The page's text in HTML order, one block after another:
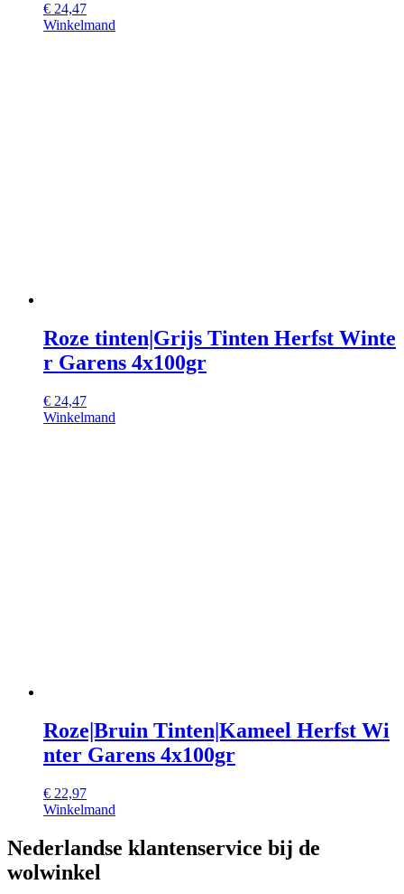
€ 24,47
Winkelmand
Roze tinten|Grijs Tinten Herfst Winte
r Garens 4x100gr
€ 24,47
Winkelmand
Roze|Bruin Tinten|Kameel Herfst Wi
nter Garens 4x100gr
€ 22,97
Winkelmand
Nederlandse klantenservice bij de
wolwinkel